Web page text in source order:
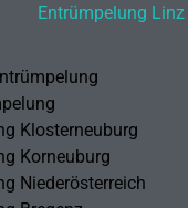
Entrümpelung Linz
Klosterneuburg
Korneuburg
Niederösterreich